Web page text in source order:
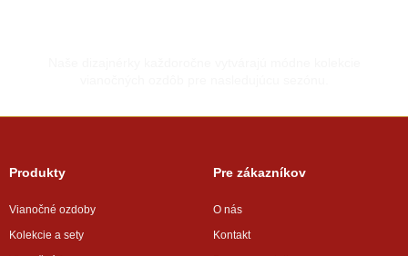
Produkty
Vianočné ozdoby
Kolekcie a sety
Pre zákazníkov
O nás
Kontakt